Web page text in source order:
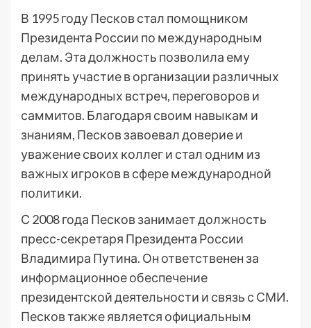
В 1995 году Песков стал помощником
Президента России по международным
делам. Эта должность позволила ему
принять участие в организации различных
международных встреч, переговоров и
саммитов. Благодаря своим навыкам и
знаниям, Песков завоевал доверие и
уважение своих коллег и стал одним из
важных игроков в сфере международной
политики.
С 2008 года Песков занимает должность
пресс-секретаря Президента России
Владимира Путина. Он ответственен за
информационное обеспечение
президентской деятельности и связь с СМИ.
Песков также является официальным